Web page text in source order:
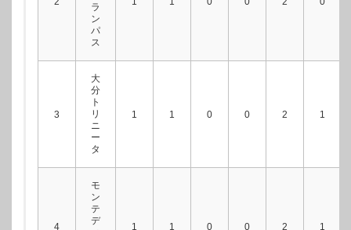
ラ
ン
パ
ス
3
大
分
ト
リ
ニ
ー
タ
1 1 0 0 2 1
4
モ
ン
テ
デ
1 1 0 0 2 1